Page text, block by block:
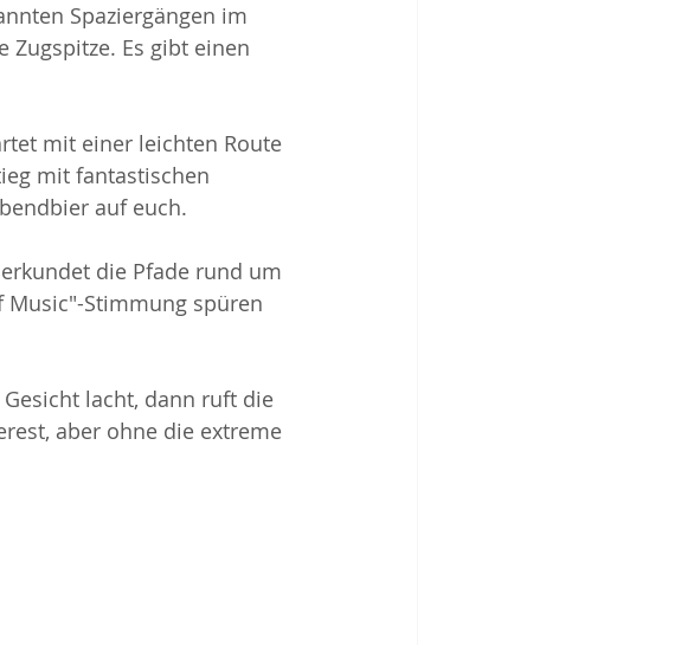
Spaziergängen im
Zugspitze. Es gibt einen
mit einer leichten Route
mit fantastischen
auf euch.
die Pfade rund um
Music"-Stimmung spüren
lacht, dann ruft die
aber ohne die extreme